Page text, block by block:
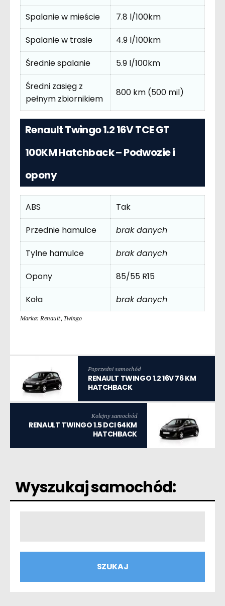
Spalanie w mieście
7.8 l/100km
Spalanie w trasie
4.9 l/100km
Średnie spalanie
5.9 l/100km
Średni zasięg z
pełnym zbiornikiem
800 km (500 mil)
Renault Twingo 1.2 16V TCE GT
100KM Hatchback – Podwozie i
opony
ABS
Tak
Przednie hamulce
brak danych
Tylne hamulce
brak danych
Opony
85/55 R15
Koła
brak danych
Marka: Renault, Twingo
Poprzedni samochód
RENAULT TWINGO 1.2 16V 76 KM
HATCHBACK
Kolejny samochód
RENAULT TWINGO 1.5 DCI 64KM
HATCHBACK
Wyszukaj samochód: